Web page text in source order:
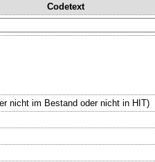
Codetext
nicht im Bestand oder nicht in HIT)